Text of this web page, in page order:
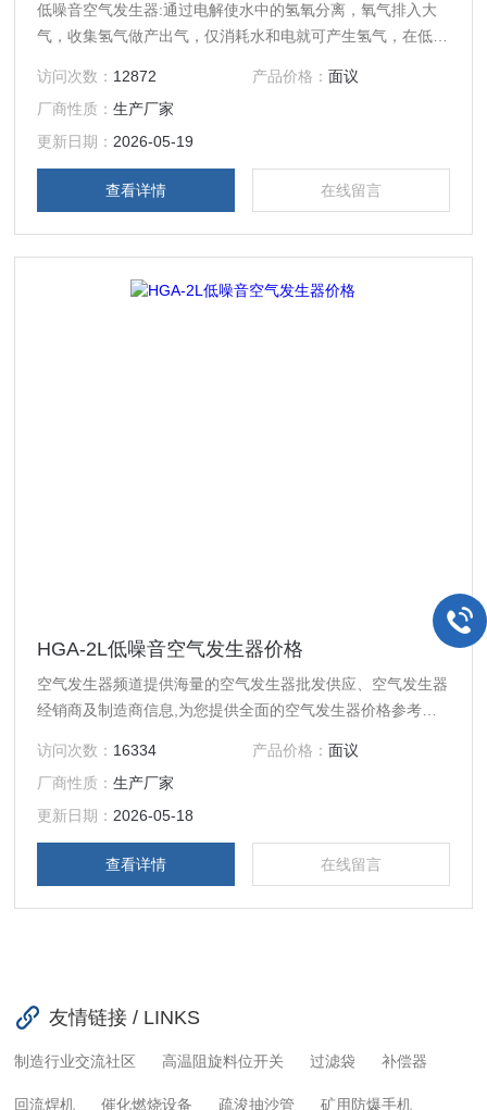
低噪音空气发生器:通过电解使水中的氢氧分离，氧气排入大
气，收集氢气做产出气，仅消耗水和电就可产生氢气，在低压
访问次数： 12872 产品价格： 面议
厂商性质：生产厂家
更新日期： 2026-05-19
查看详情 在线留言
HGA-2L低噪音空气发生器价格
空气发生器频道提供海量的空气发生器批发供应、空气发生器
经销商及制造商信息,为您提供全面的空气发生器价格参考和
HGA-5L HGA-2LB HGA-5LB HGA-30L
访问次数： 16334 产品价格： 面议
厂商性质：生产厂家
更新日期： 2026-05-18
查看详情 在线留言
友情链接 / LINKS
制造行业交流社区 高温阻旋料位开关 过滤袋 补偿器
回流焊机 催化燃烧设备 疏浚抽沙管 矿用防爆手机